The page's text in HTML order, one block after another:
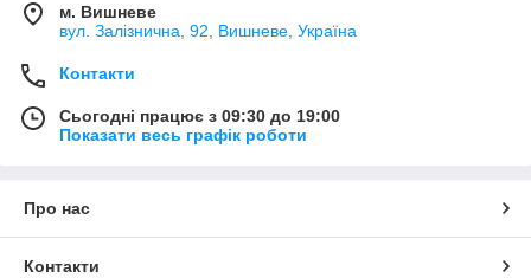
м. Вишневе
вул. Залізнична, 92, Вишневе, Україна
Контакти
Сьогодні працює з 09:30 до 19:00
Показати весь графік роботи
Про нас
Контакти